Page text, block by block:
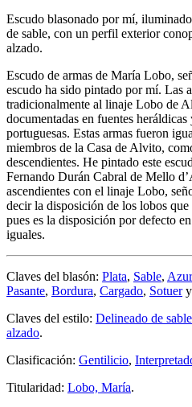
Escudo blasonado por mí,
de sable, con un perfil exterior
alzado.
Escudo de armas de María Lobo,
escudo ha sido pintado por mí. Las
tradicionalmente al linaje Lobo de
documentadas en fuentes
portuguesas. Estas armas fueron
miembros de la Casa de Alvito,
descendientes. He pintado este
Fernando Durán Cabral de Mello
ascendientes con el linaje Lobo,
decir la disposición de los lobos que
pues es la disposición por defecto
iguales.
Claves del blasón: Plata, Sable, Azur
Pasante, Bordura, Cargado, Sotuery
Claves del estilo: Delineado de sable
alzado.
Clasificación: Gentilicio,
Titularidad: Lobo, María.